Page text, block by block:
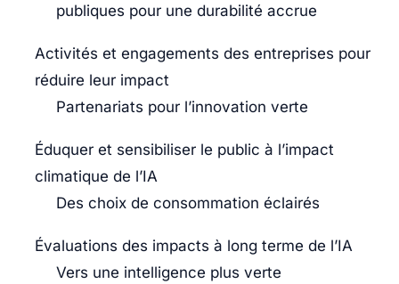
publiques pour une durabilité accrue
Activités et engagements des entreprises pour
réduire leur impact
Partenariats pour l’innovation verte
Éduquer et sensibiliser le public à l’impact
climatique de l’IA
Des choix de consommation éclairés
Évaluations des impacts à long terme de l’IA
Vers une intelligence plus verte